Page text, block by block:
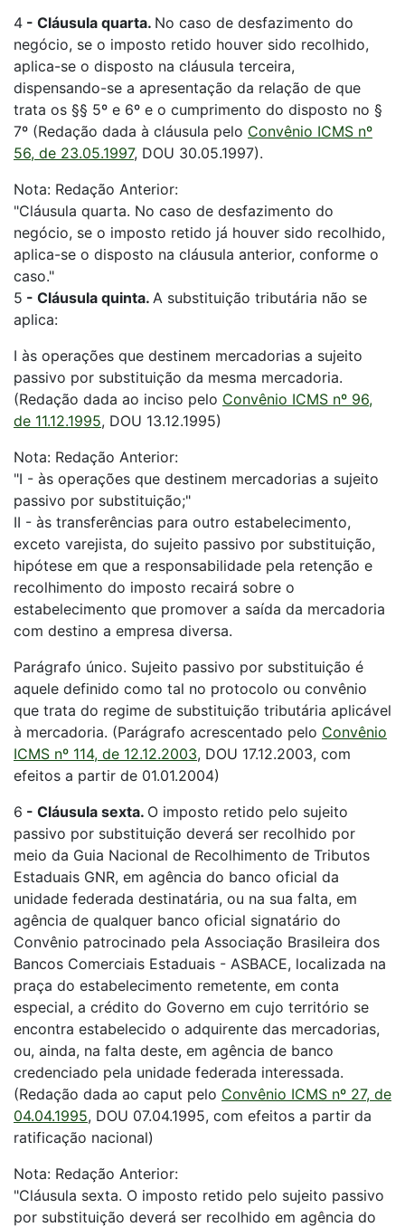
4 - Cláusula quarta. No caso de desfazimento do
negócio, se o imposto retido houver sido recolhido,
aplica-se o disposto na cláusula terceira,
dispensando-se a apresentação da relação de que
trata os §§ 5º e 6º e o cumprimento do disposto no §
7º (Redação dada à cláusula pelo Convênio ICMS nº
56, de 23.05.1997, DOU 30.05.1997).
Nota: Redação Anterior:
"Cláusula quarta. No caso de desfazimento do
negócio, se o imposto retido já houver sido recolhido,
aplica-se o disposto na cláusula anterior, conforme o
caso."
5 - Cláusula quinta. A substituição tributária não se
aplica:
I às operações que destinem mercadorias a sujeito
passivo por substituição da mesma mercadoria.
(Redação dada ao inciso pelo Convênio ICMS nº 96,
de 11.12.1995, DOU 13.12.1995)
Nota: Redação Anterior:
"I - às operações que destinem mercadorias a sujeito
passivo por substituição;"
II - às transferências para outro estabelecimento,
exceto varejista, do sujeito passivo por substituição,
hipótese em que a responsabilidade pela retenção e
recolhimento do imposto recairá sobre o
estabelecimento que promover a saída da mercadoria
com destino a empresa diversa.
Parágrafo único. Sujeito passivo por substituição é
aquele definido como tal no protocolo ou convênio
que trata do regime de substituição tributária aplicável
à mercadoria. (Parágrafo acrescentado pelo Convênio
ICMS nº 114, de 12.12.2003, DOU 17.12.2003, com
efeitos a partir de 01.01.2004)
6 - Cláusula sexta. O imposto retido pelo sujeito
passivo por substituição deverá ser recolhido por
meio da Guia Nacional de Recolhimento de Tributos
Estaduais GNR, em agência do banco oficial da
unidade federada destinatária, ou na sua falta, em
agência de qualquer banco oficial signatário do
Convênio patrocinado pela Associação Brasileira dos
Bancos Comerciais Estaduais - ASBACE, localizada na
praça do estabelecimento remetente, em conta
especial, a crédito do Governo em cujo território se
encontra estabelecido o adquirente das mercadorias,
ou, ainda, na falta deste, em agência de banco
credenciado pela unidade federada interessada.
(Redação dada ao caput pelo Convênio ICMS nº 27, de
04.04.1995, DOU 07.04.1995, com efeitos a partir da
ratificação nacional)
Nota: Redação Anterior:
"Cláusula sexta. O imposto retido pelo sujeito passivo
por substituição deverá ser recolhido em agência do